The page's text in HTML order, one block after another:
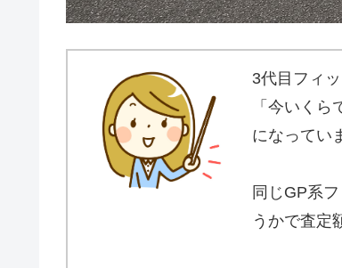
3代目フィ
「今いく
になってい
同じGP系
うかで査定